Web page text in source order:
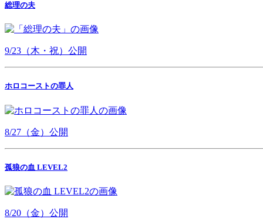
総理の夫
9/23（木・祝）公開
ホロコーストの罪人
8/27（金）公開
孤狼の血 LEVEL2
8/20（金）公開